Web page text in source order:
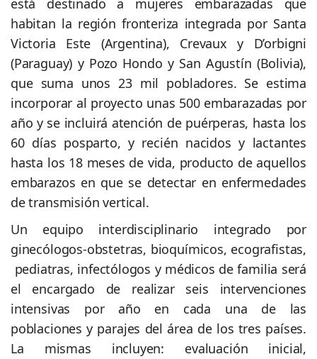
está destinado a mujeres embarazadas que
habitan la región fronteriza integrada por Santa
Victoria Este (Argentina), Crevaux y D’orbigni
(Paraguay) y Pozo Hondo y San Agustín (Bolivia),
que suma unos 23 mil pobladores. Se estima
incorporar al proyecto unas 500 embarazadas por
año y se incluirá atención de puérperas, hasta los
60 días posparto, y recién nacidos y lactantes
hasta los 18 meses de vida, producto de aquellos
embarazos en que se detectar en enfermedades
de transmisión vertical.
Un equipo interdisciplinario integrado por
ginecólogos-obstetras, bioquímicos, ecografistas,
pediatras, infectólogos y médicos de familia será
el encargado de realizar seis intervenciones
intensivas por año en cada una de las
poblaciones y parajes del área de los tres países.
La mismas incluyen: evaluación inicial,